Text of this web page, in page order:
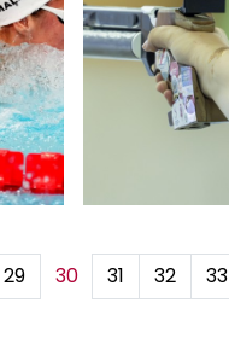
29 30 31 32 33